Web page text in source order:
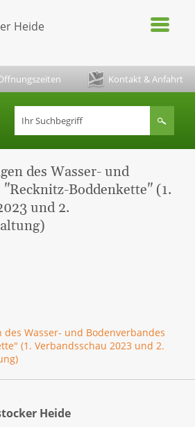
Heide
Kontakt & Anfahrt
des Wasser- und
"Recknitz-Boddenkette" (1.
und 2.
des Wasser- und Bodenverbandes
(1. Verbandsschau 2023 und 2.
Heide